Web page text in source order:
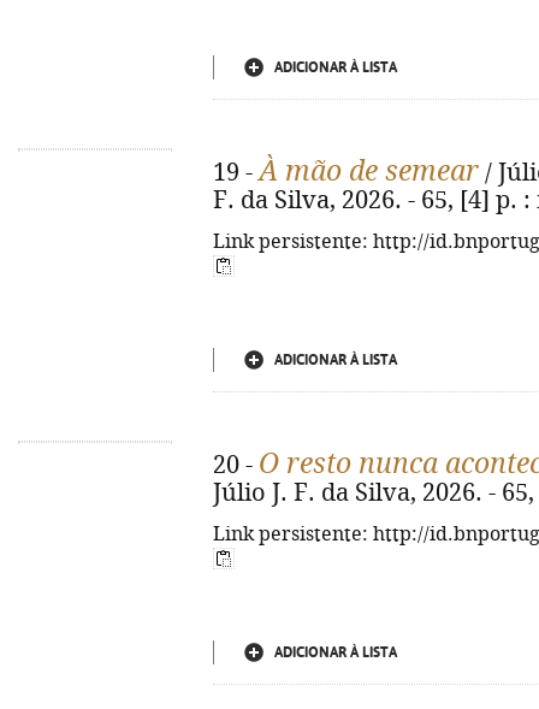
ADICIONAR À LISTA
19 -À mão de semear /
F. da Silva, 2026. - 65, [4] p.
Link persistente: http://
ADICIONAR À LISTA
20 - O resto nunca
Júlio J. F. da Silva, 2026. -
Link persistente: http://
ADICIONAR À LISTA